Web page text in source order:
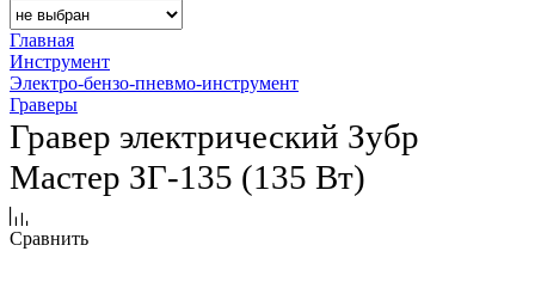
Главная
Инструмент
Электро-бензо-пневмо-инструмент
Граверы
Гравер электрический Зубр
Мастер ЗГ-135 (135 Вт)
Сравнить